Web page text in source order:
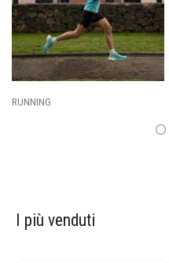
SPORT PARALIMPICI
I più venduti